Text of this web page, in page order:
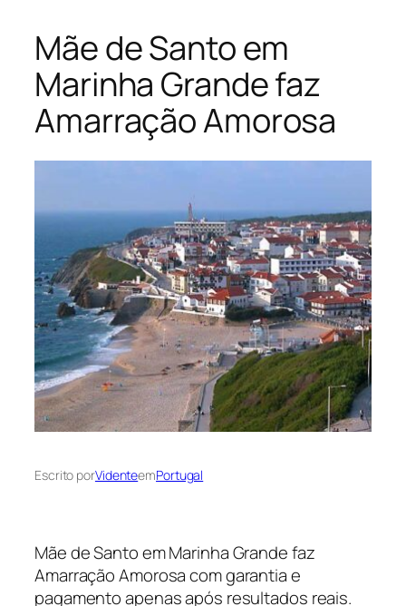
Mãe de Santo em
Marinha Grande faz
Amarração Amorosa
Escrito porVidenteemPortugal
Mãe de Santo em Marinha Grande faz
Amarração Amorosa com garantia e
pagamento apenas após resultados reais.